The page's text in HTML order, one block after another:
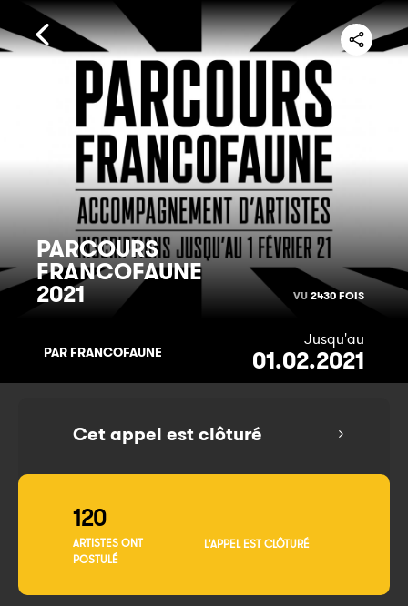
PARCOURS
FRANCOFAUNE
2021 VU 2430 FOIS
PAR FRANCOFAUNE
Jusqu'au
01.02.2021
Cet appel est clôturé
120
ARTISTES ONT
POSTULÉ
L'APPEL EST CLÔTURÉ